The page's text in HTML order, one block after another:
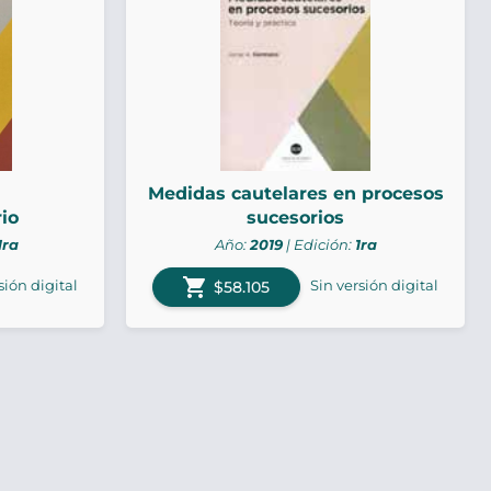
digital
Medidas cautelares en procesos
sucesorios
Año:2019| Edición: 1ra
shopping_cart $58.105 Sin versión digital